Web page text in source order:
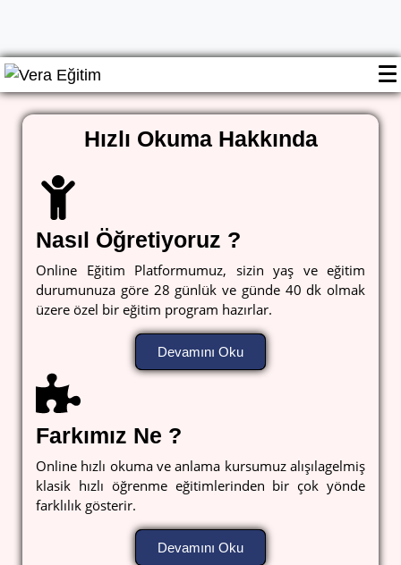
Hızlı Okuma Hakkında
Nasıl Öğretiyoruz ?
Online Eğitim Platformumuz, sizin yaş ve eğitim
durumunuza göre 28 günlük ve günde 40 dk olmak
üzere özel bir eğitim program hazırlar.
Devamını Oku
Farkımız Ne ?
Online hızlı okuma ve anlama kursumuz alışılagelmiş
klasik hızlı öğrenme eğitimlerinden bir çok yönde
farklılık gösterir.
Devamını Oku